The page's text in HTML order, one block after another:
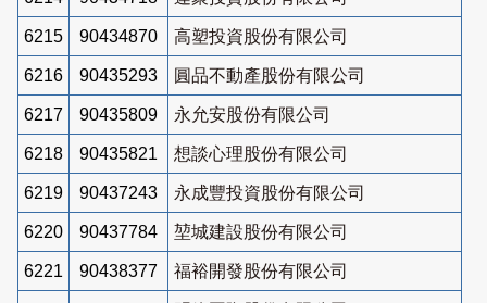
6215 90434870 高塑投資股份有限公司
6216 90435293 圓品不動產股份有限公司
6217 90435809 永允安股份有限公司
6218 90435821 想談心理股份有限公司
6219 90437243 永成豐投資股份有限公司
6220 90437784 堃城建設股份有限公司
6221 90438377 福裕開發股份有限公司